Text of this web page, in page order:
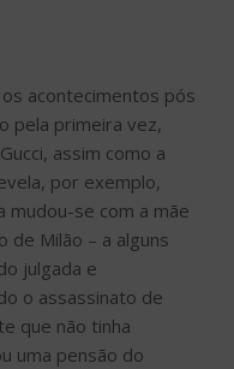
acontecimentos pós
pela primeira vez,
assim como a
por exemplo,
mudou-se com a mãe
de Milão – a alguns
julgada e
o assassinato de
que não tinha
uma pensão do